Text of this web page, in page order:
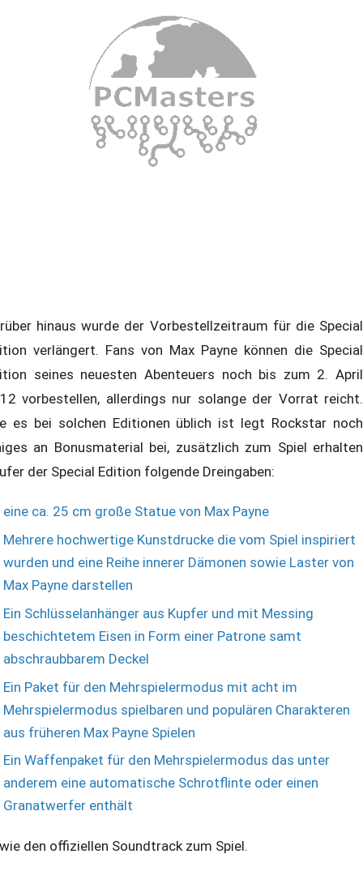
hinaus wurde der Vorbestellzeitraum für die Special
verlängert. Fans von Max Payne können die Special
seines neuesten Abenteuers noch bis zum 2. April
vorbestellen, allerdings nur solange der Vorrat reicht.
es bei solchen Editionen üblich ist legt Rockstar noch
an Bonusmaterial bei, zusätzlich zum Spiel erhalten
der Special Edition folgende Dreingaben:
eine ca. 25 cm große Statue von Max Payne
Mehrere hochwertige Kunstdrucke die vom Spiel inspiriert
wurden und eine Reihe innerer Dämonen sowie Laster von
Max Payne darstellen
Ein Schlüsselanhänger aus Kupfer und mit Messing
beschichtetem Eisen in Form einer Patrone samt
abschraubbarem Deckel
Ein Paket für den Mehrspielermodus mit acht im
Mehrspielermodus spielbaren und populären Charakteren
aus früheren Max Payne Spielen
Ein Waffenpaket für den Mehrspielermodus das unter
anderem eine automatische Schrotflinte oder einen
Granatwerfer enthält
den offiziellen Soundtrack zum Spiel.